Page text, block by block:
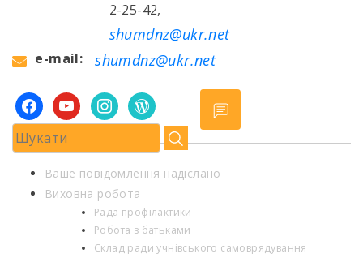
2-25-42,
shumdnz@ukr.net
e-mail: shumdnz@ukr.net
facebookyoutubeinstagramwordpress
Ваше повідомлення надіслано
Виховна робота
Рада профілактики
Робота з батьками
Склад ради учнівського самоврядування